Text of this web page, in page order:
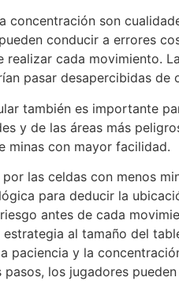
concentración son
conducir a errores
realizar cada movimiento.
pasar desapercibidas de
también es importante
y de las áreas más
minas con mayor facilidad.
las celdas con menos
para deducir la
antes de cada
al tamaño del
paciencia y la
pasos, los jugadores